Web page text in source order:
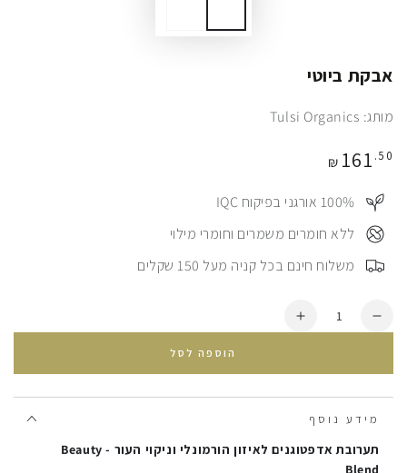
אבקת ביוטי
מותג: Tulsi Organics
מחיר ₪ 161 .50
100%⠀ אורגני בפיקוח IQC
כמות
הסרת
ביוטי
הוספת
הוספה לסל
מידע נוסף
תערובת אדפטוגנים לאיזון הורמונלי וניקוי העור - Beauty